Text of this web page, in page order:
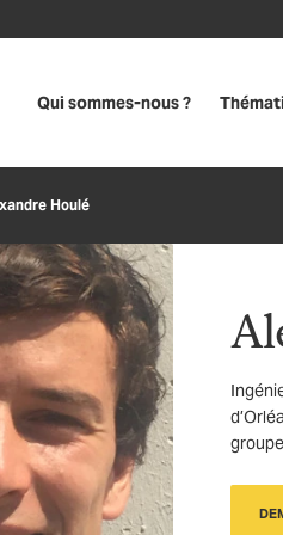
Qui sommes-nous ?
Houlé